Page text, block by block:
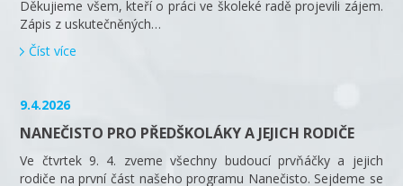
Děkujieme všem, kteří o práci ve školeké radě projevili zájem.
Zápis z uskutečněných…
Číst více
9.4.2026
NANEČISTO PRO PŘEDŠKOLÁKY A JEJICH RODIČE
Ve čtvrtek 9. 4. zveme všechny budoucí prvňáčky a jejich
rodiče na první část našeho programu Nanečisto. Sejdeme se